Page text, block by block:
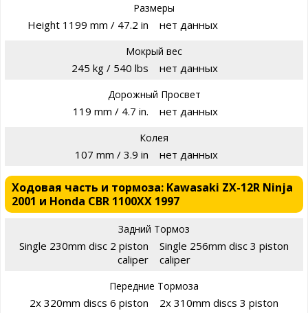
Размеры
Height 1199 mm / 47.2 in нет данных
Мокрый вес
245 kg / 540 lbs нет данных
Дорожный Просвет
119 mm / 4.7 in. нет данных
Колея
107 mm / 3.9 in нет данных
Ходовая часть и тормоза: Kawasaki ZX-12R Ninja
2001 и Honda CBR 1100XX 1997
Задний Тормоз
Single 230mm disc 2 piston
caliper
Single 256mm disc 3 piston
caliper
Передние Тормоза
2x 320mm discs 6 piston
2x 310mm discs 3 piston